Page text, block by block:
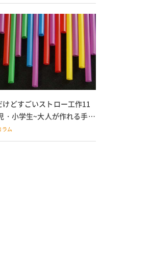
けどすごいストロー工作11
・小学生~大人が作れる手作
ゃ
ラム